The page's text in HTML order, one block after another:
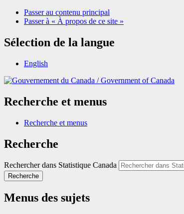
Passer au contenu principal
Passer à « À propos de ce site »
Sélection de la langue
English
/Government of Canada
Recherche et menus
Recherche et menus
Recherche
Rechercher dans Statistique Canada
Recherche
Menus des sujets